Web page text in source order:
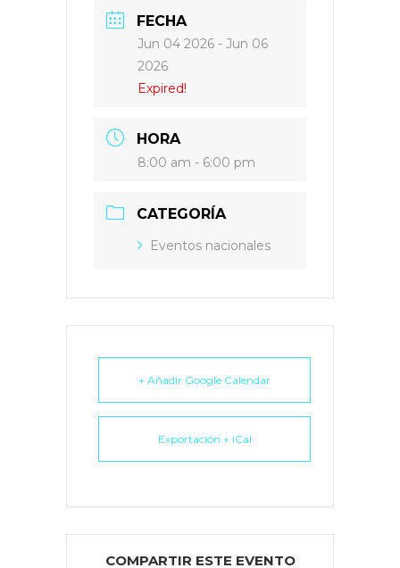
FECHA
Jun 04 2026 - Jun 06
2026
Expired!
HORA
8:00 am - 6:00 pm
CATEGORÍA
Eventos nacionales
+ Añadir Google Calendar
Exportación + iCal
COMPARTIR ESTE EVENTO